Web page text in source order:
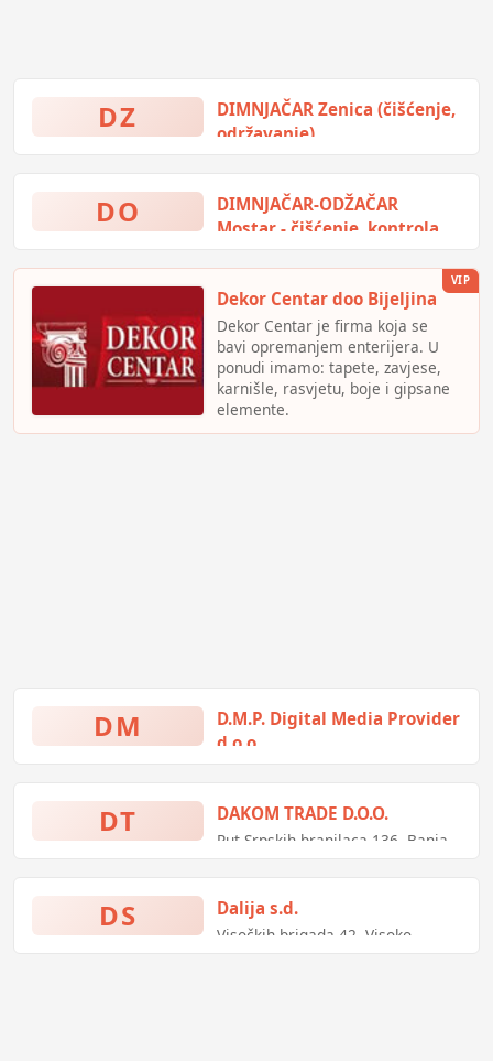
DZ
DIMNJAČAR Zenica (čišćenje,
održavanje)
održavanje dimnjaka i dimnih
sistema | dimnjačar zenica |
zenica telefon
DO
DIMNJAČAR-ODŽAČAR
Mostar - čišćenje, kontrola,
dimovoda | Čišćenje i kontrola
uređaja za loženje | sanacija
dimnjaka | dimnjacar mostar |
odzacar mostar | dimnjačar
mostar | odžačar mostar |
dimnjačar mostar kontakt
VIP
Dekor Centar doo Bijeljina
Dekor Centar je firma koja se
bavi opremanjem enterijera. U
ponudi imamo: tapete, zavjese,
karnišle, rasvjetu, boje i gipsane
elemente.
DM
D.M.P. Digital Media Provider
d.o.o.
DT DAKOM TRADE D.O.O.
Put Srpskih branilaca 136, Banja
DS Dalija s.d.
Visočkih brigada 42, Visoko,